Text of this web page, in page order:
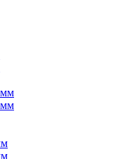
мм
мм